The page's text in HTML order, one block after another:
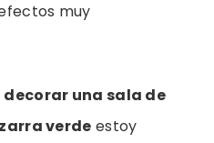
muy
una sala de
verde estoy